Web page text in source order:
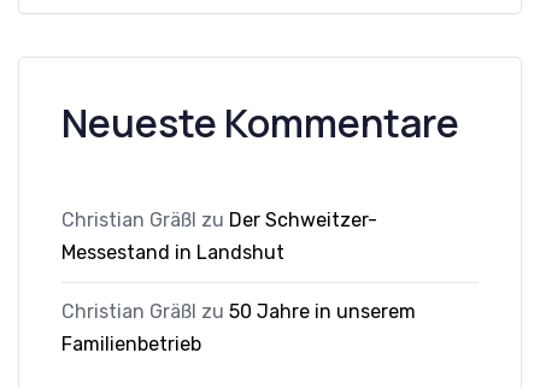
Neueste Kommentare
Christian Gräßl zu Der Schweitzer-
Messestand in Landshut
Christian Gräßl zu 50 Jahre in unserem
Familienbetrieb